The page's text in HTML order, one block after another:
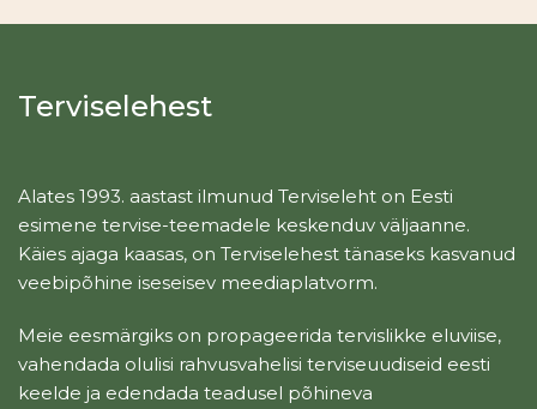
Terviselehest
Alates 1993. aastast ilmunud Terviseleht on Eesti
esimene tervise-teemadele keskenduv väljaanne.
Käies ajaga kaasas, on Terviselehest tänaseks kasvanud
veebipõhine iseseisev meediaplatvorm.
Meie eesmärgiks on propageerida tervislikke eluviise,
vahendada olulisi rahvusvahelisi terviseuudiseid eesti
keelde ja edendada teadusel põhineva